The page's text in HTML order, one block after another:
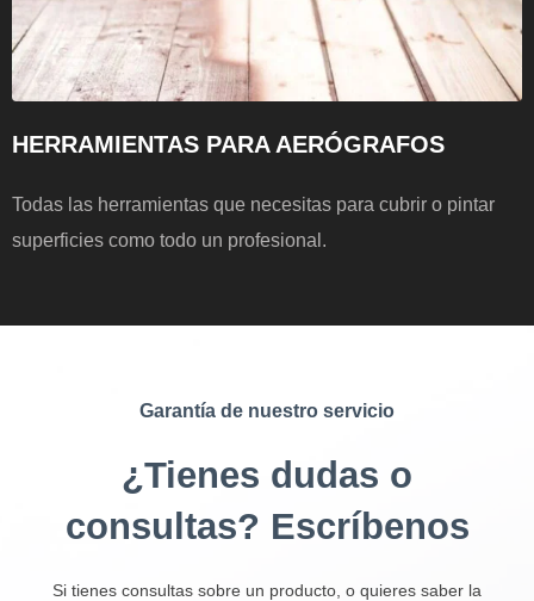
HERRAMIENTAS PARA AERÓGRAFOS
Todas las herramientas que necesitas para cubrir o pintar
superficies como todo un profesional.
Garantía de nuestro servicio
¿Tienes dudas o
consultas? Escríbenos
Si tienes consultas sobre un producto, o quieres saber la